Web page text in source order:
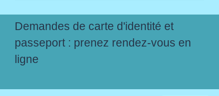
Demandes de carte d'identité et
passeport : prenez rendez-vous en
ligne